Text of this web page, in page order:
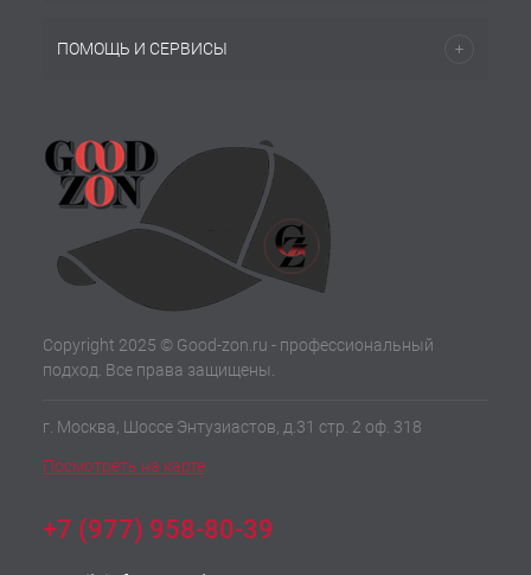
ПОМОЩЬ И СЕРВИСЫ
Copyright 2025 © Good-zon.ru - профессиональный
подход. Все права защищены.
г. Москва, Шоссе Энтузиастов, д.31 стр. 2 оф. 318
Посмотреть на карте
+7 (977) 958-80-39